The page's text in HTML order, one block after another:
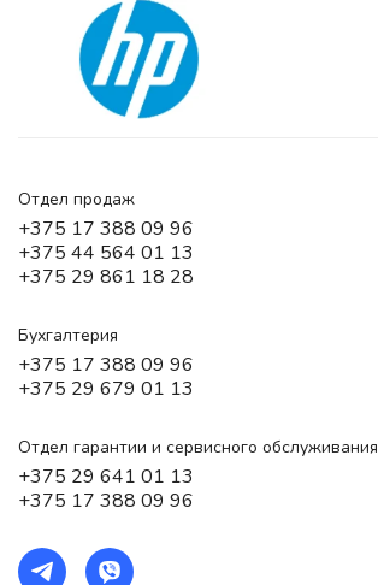
Отдел продаж
+375 17 388 09 96
+375 44 564 01 13
+375 29 861 18 28
Бухгалтерия
+375 17 388 09 96
+375 29 679 01 13
Отдел гарантии и сервисного обслуживания
+375 29 641 01 13
+375 17 388 09 96